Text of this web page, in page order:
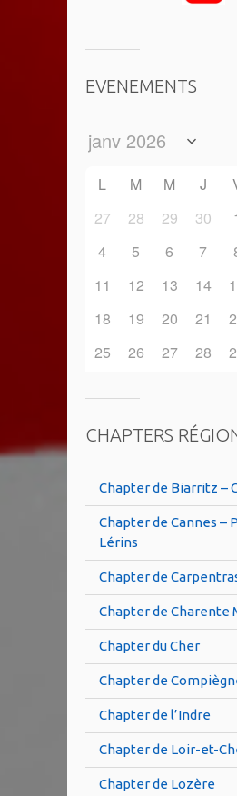
EVENEMENTS
L M M J
27
28 29 30
4
5 6 7
11
12 13 14
18
19 20 21
25
26 27 28
CHAPTERS
Chapter de Biarritz –
Chapter de Cannes –
Lérins
Chapter de
Chapter de Charente
Chapter du Cher
Chapter de
Chapter de l’Indre
Chapter de Loir-et-
Chapter de Lozère